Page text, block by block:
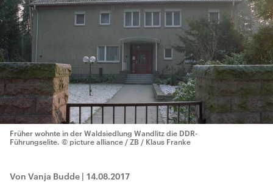
Früher wohnte in der Waldsiedlung Wandlitz die DDR-
Führungselite. © picture alliance / ZB / Klaus Franke
Von Vanja Budde | 14.08.2017